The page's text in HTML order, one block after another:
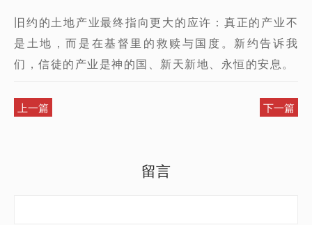
旧约的土地产业最终指向更大的应许：真正的产业不
是土地，而是在基督里的救赎与国度。 新约告诉我
们，信徒的产业是神的国、新天新地、永恒的安息。
上一篇 下一篇
留言